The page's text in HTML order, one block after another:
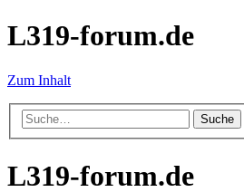
L319-forum.de
Zum Inhalt
Suche
L319-forum.de